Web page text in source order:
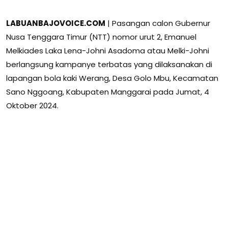
LABUANBAJOVOICE.COM | Pasangan calon Gubernur
Nusa Tenggara Timur (NTT) nomor urut 2, Emanuel
Melkiades Laka Lena-Johni Asadoma atau Melki-Johni
berlangsung kampanye terbatas yang dilaksanakan di
lapangan bola kaki Werang, Desa Golo Mbu, Kecamatan
Sano Nggoang, Kabupaten Manggarai pada Jumat, 4
Oktober 2024.